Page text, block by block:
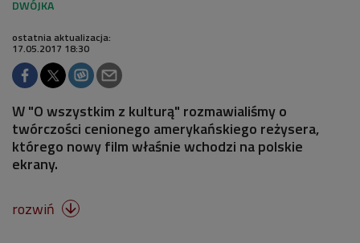
ostatnia aktualizacja:
17.05.2017 18:30
W "O wszystkim z kulturą" rozmawialiśmy o
twórczości cenionego amerykańskiego reżysera,
którego nowy film właśnie wchodzi na polskie
ekrany.
rozwiń 